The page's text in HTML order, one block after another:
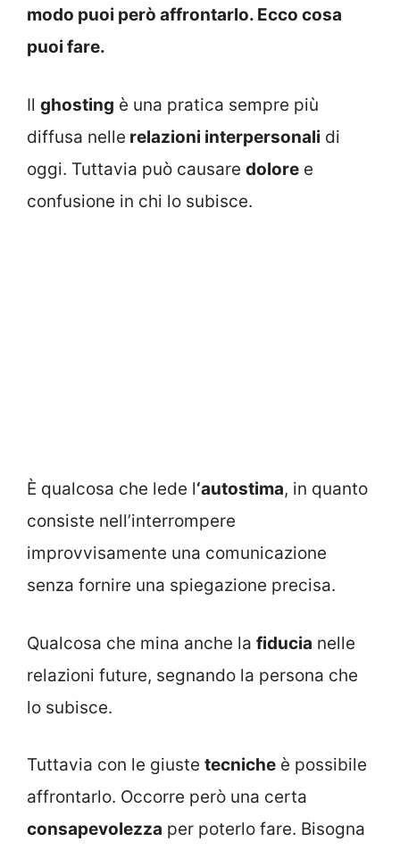
modo puoi però affrontarlo. Ecco cosa
puoi fare.
Il ghosting è una pratica sempre più
diffusa nelle relazioni interpersonali di
oggi. Tuttavia può causare dolore e
confusione in chi lo subisce.
È qualcosa che lede l‘autostima, in quanto
consiste nell’interrompere
improvvisamente una comunicazione
senza fornire una spiegazione precisa.
Qualcosa che mina anche la fiducia nelle
relazioni future, segnando la persona che
lo subisce.
Tuttavia con le giuste tecniche è possibile
affrontarlo. Occorre però una certa
consapevolezza per poterlo fare. Bisogna